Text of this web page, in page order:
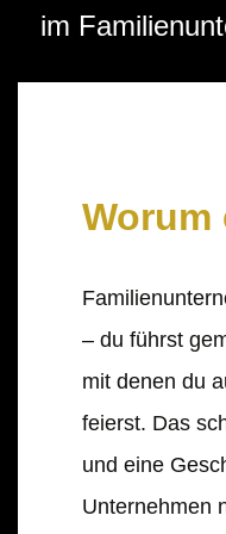
im
Worum
– du führst
mit denen du
feierst. Das
und eine
Unternehmen